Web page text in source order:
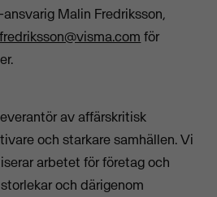
Malin Fredriksson,
för
av affärskritisk
och starkare samhällen. Vi
arbetet för företag och
och därigenom